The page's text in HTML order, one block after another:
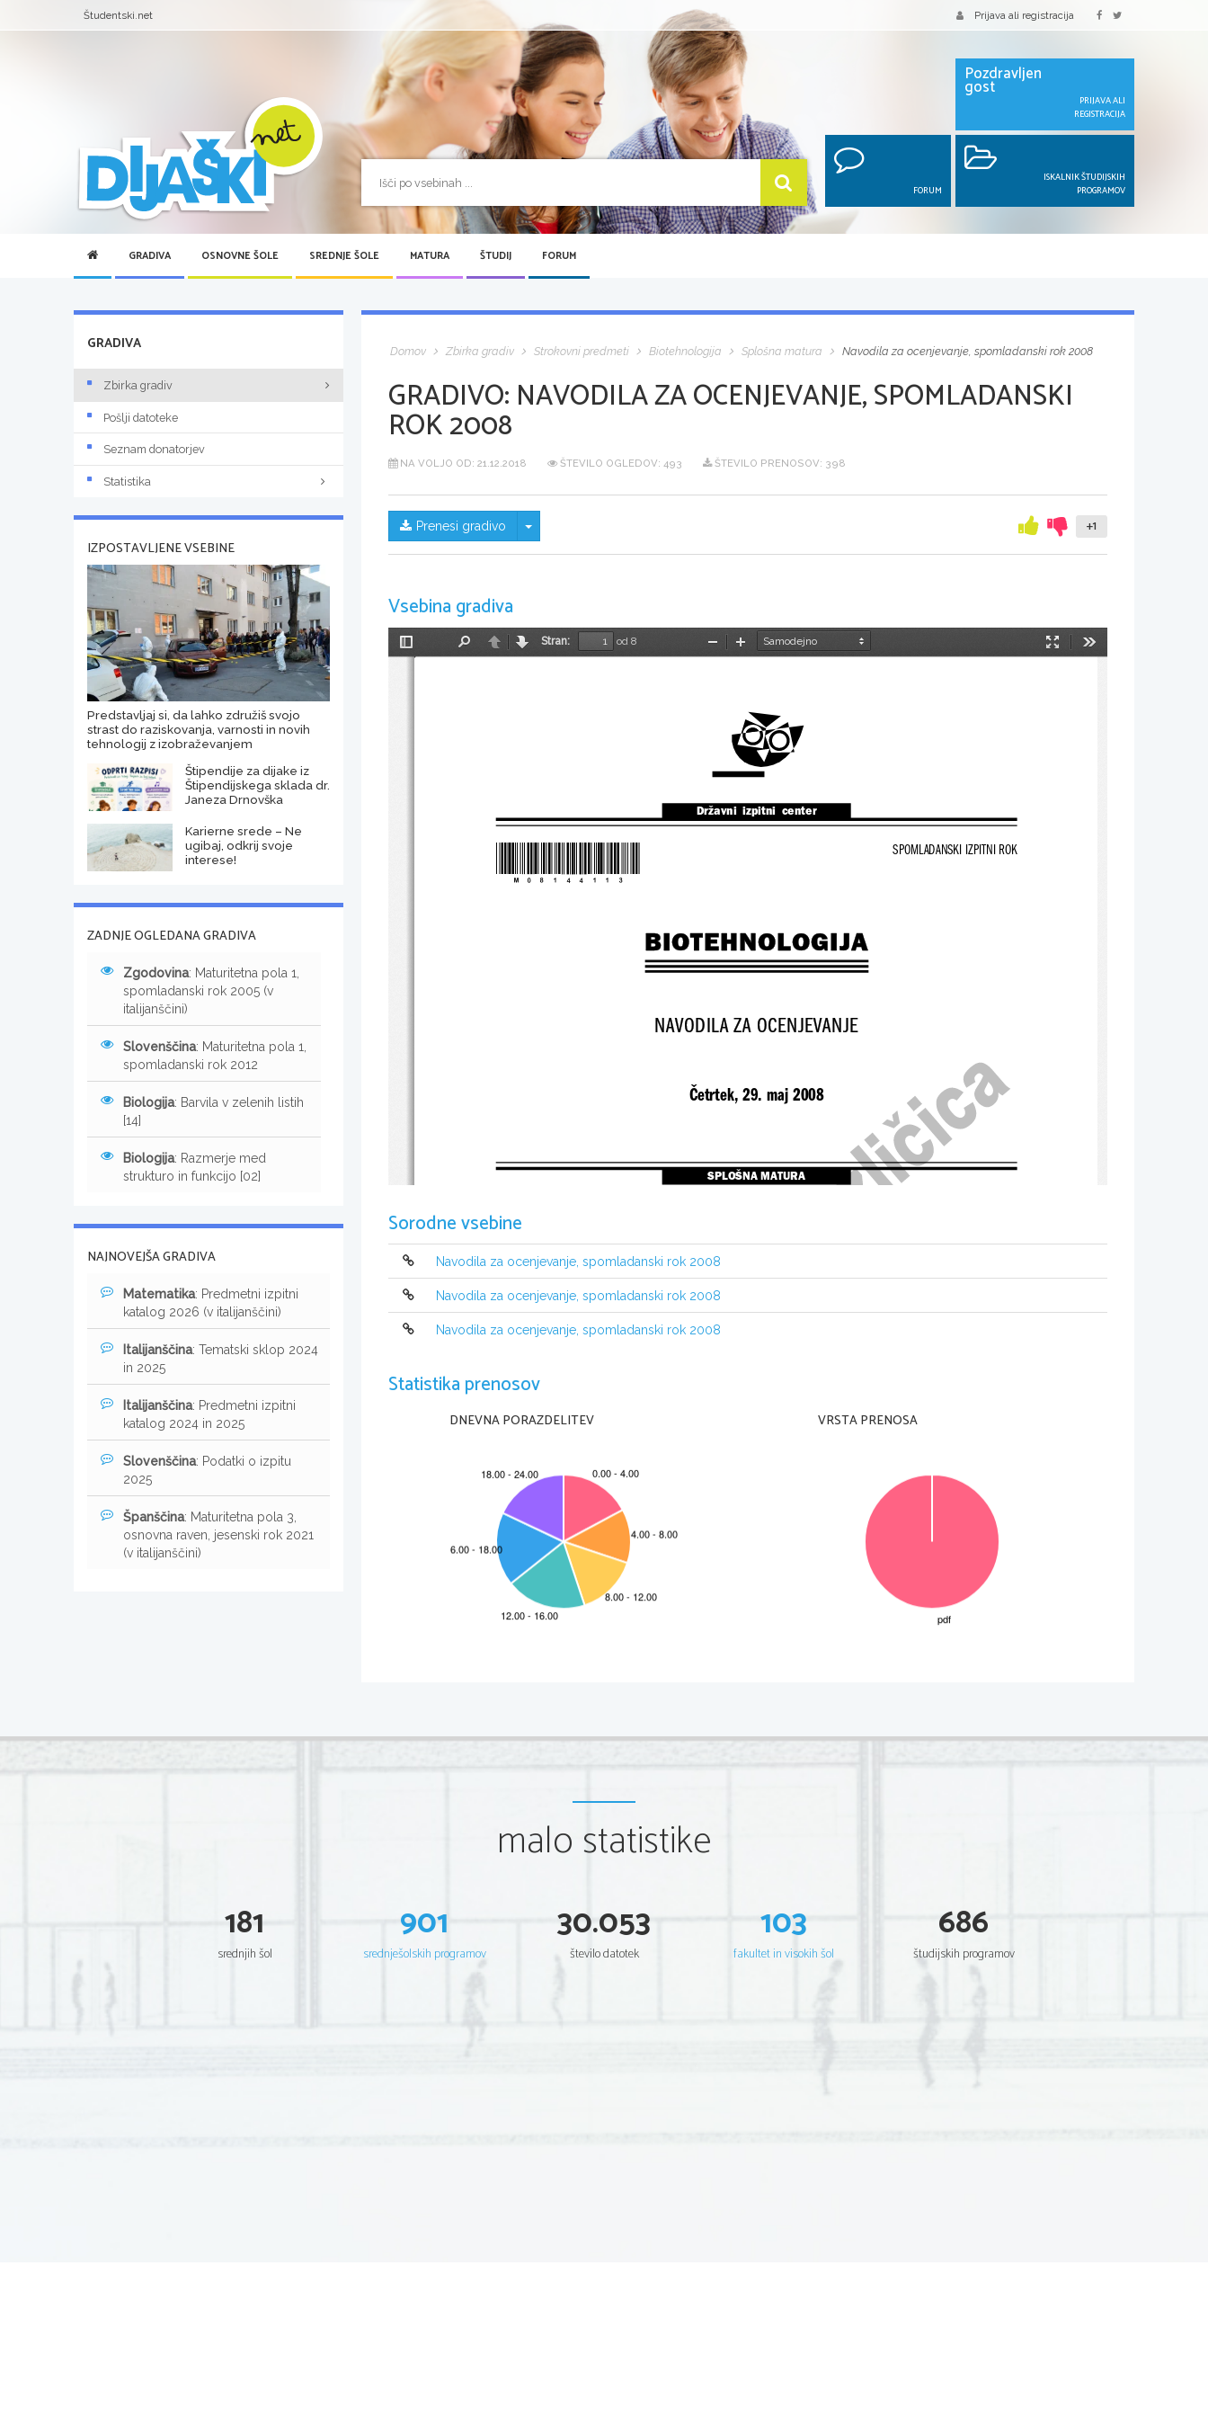
Študentski.net Prijava ali registracija
Pozdravljen
gost
PRIJAVA ALI
REGISTRACIJA
FORUM
ISKALNIK ŠTUDIJSKIH
PROGRAMOV
GRADIVA OSNOVNE ŠOLE SREDNJE ŠOLE MATURA ŠTUDIJ FORUM
Domov Zbirka gradiv Strokovni predmeti Biotehnologija Splošna matura Navodila za ocenjevanje, spomladanski rok 2008
GRADIVO: NAVODILA ZA OCENJEVANJE, SPOMLADANSKI
ROK 2008
NA VOLJO OD: 21.12.2018 ŠTEVILO OGLEDOV: 493 ŠTEVILO PRENOSOV: 398
Prenesi gradivo Skrij/prikaži meni +1
Vsebina gradiva
Preklopi
NazajNaprej
Stran:
od 8
Način
PomanjšajPovečaj
BIOTEHNOLOGIJA
SPOMLADANSKI IZPITNI ROK
Državni  izpitni  center
SPLOŠNA MATURA
© RIC 2008
NAVODILA ZA OCENJEVANJE
Četrtek, 29. maj 2008
1      A
8      A
9      D
Sorodne vsebine
Navodila za ocenjevanje, spomladanski rok 2008
Navodila za ocenjevanje, spomladanski rok 2008
Navodila za ocenjevanje, spomladanski rok 2008
Statistika prenosov
DNEVNA PORAZDELITEV VRSTA PRENOSA
GRADIVA
Zbirka gradiv
Pošlji datoteke
Seznam donatorjev
Statistika
IZPOSTAVLJENE VSEBINE
Predstavljaj si, da lahko združiš svojo
strast do raziskovanja, varnosti in novih
tehnologij z izobraževanjem
Štipendije za dijake iz
Štipendijskega sklada dr.
Janeza Drnovška
Karierne srede – Ne
ugibaj, odkrij svoje
interese!
ZADNJE OGLEDANA GRADIVA
Zgodovina: Maturitetna pola 1,
spomladanski rok 2005 (v
italijanščini)
Slovenščina: Maturitetna pola 1,
spomladanski rok 2012
Biologija: Barvila v zelenih listih
[14]
Biologija: Razmerje med
strukturo in funkcijo [02]
NAJNOVEJŠA GRADIVA
Matematika: Predmetni izpitni
katalog 2026 (v italijanščini)
Italijanščina: Tematski sklop 2024
in 2025
Italijanščina: Predmetni izpitni
katalog 2024 in 2025
Slovenščina: Podatki o izpitu
2025
Španščina: Maturitetna pola 3,
osnovna raven, jesenski rok 2021
(v italijanščini)
malo statistike
181
srednjih šol
901
srednješolskih programov
30.053
število datotek
103
fakultet in visokih šol
686
študijskih programov